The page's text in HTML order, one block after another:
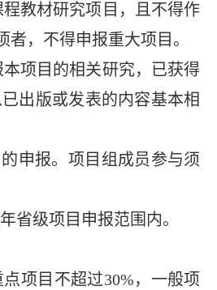
教材研究项目，且不得作
，不得申报重大项目。
项目的相关研究，已获得
出版或发表的内容基本相
申报。项目组成员参与须
省级项目申报范围内。
项目不超过30%，一般项